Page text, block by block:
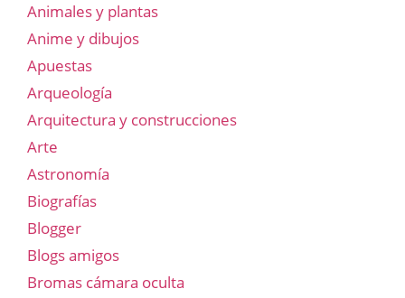
Animales y plantas
Anime y dibujos
Apuestas
Arqueología
Arquitectura y construcciones
Arte
Astronomía
Biografías
Blogger
Blogs amigos
Bromas cámara oculta